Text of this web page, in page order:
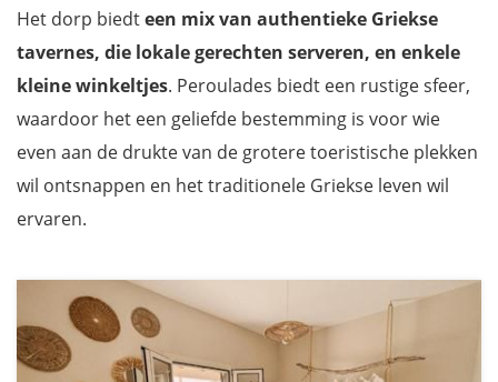
Het dorp biedteen mix van authentieke Griekse
tavernes, die lokale gerechten serveren, en enkele
kleine winkeltjes. Peroulades biedt een rustige sfeer,
waardoor het een geliefde bestemming is voor wie
even aan de drukte van de grotere toeristische plekken
wil ontsnappen en het traditionele Griekse leven wil
ervaren.